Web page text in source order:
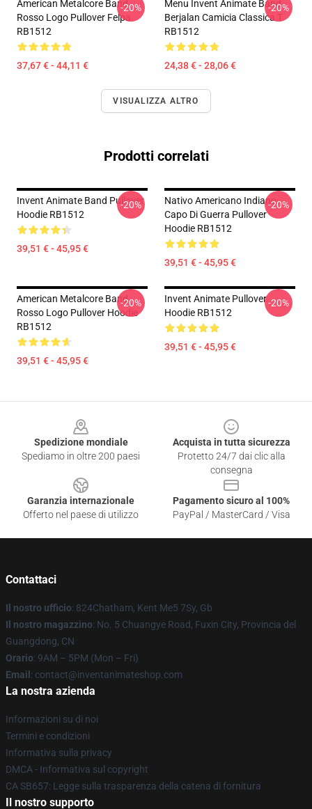
American Metalcore Band
Rosso Logo Pullover Felpa
RB1512
37,67 € - 44,11 €
-20%
Menu Invent Animate Band
Berjalan Camicia Classica T
RB1512
24,38 € - 28,06 €
-20%
VISUALIZZA ALTRO
Prodotti correlati
Invent Animate Band Pullover
Hoodie RB1512
39,51 € - 45,95 €
-20%
Nativo Americano Indiano:
Capo Di Guerra Pullover
Hoodie RB1512
39,51 € - 45,95 €
-20%
American Metalcore Band
Rosso Logo Pullover Hoodie
RB1512
39,51 € - 45,95 €
-20%
Invent Animate Pullover
Hoodie RB1512
39,51 € - 45,95 €
-20%
Spedizione mondiale
Spediamo in oltre 200 paesi
Acquista in tutta sicurezza
Protetto 24/7 dai clic alla
consegna
Garanzia internazionale
Offerto nel paese di utilizzo
Pagamento sicuro al 100%
PayPal / MasterCard / Visa
Contattaci
Il nostro ufficio: 824Chatham, Kent Me5 7Sy, Gb
Il nostro magazzino: No. 5 Chuangye Road, Fuxin City, Provincia del
Guangdong, CN
Orario: 9AM – 5PM (Mon – Fri)
Email : contact@inventanimateshop.com
La nostra azienda
Informazioni su di noi
Termini e condizioni
Informativa sulla privacy
DMCA - Informativa sul copyright
CA SB657: Legge sulla trasparenza della catena di fornitura
Il nostro supporto